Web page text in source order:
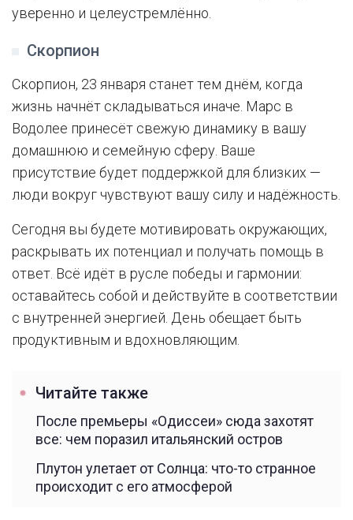
уверенно и целеустремлённо.
Скорпион
Скорпион, 23 января станет тем днём, когда
жизнь начнёт складываться иначе. Марс в
Водолее принесёт свежую динамику в вашу
домашнюю и семейную сферу. Ваше
присутствие будет поддержкой для близких —
люди вокруг чувствуют вашу силу и надёжность.
Сегодня вы будете мотивировать окружающих,
раскрывать их потенциал и получать помощь в
ответ. Всё идёт в русле победы и гармонии:
оставайтесь собой и действуйте в соответствии
с внутренней энергией. День обещает быть
продуктивным и вдохновляющим.
Читайте также
После премьеры «Одиссеи» сюда захотят
все: чем поразил итальянский остров
Плутон улетает от Солнца: что-то странное
происходит с его атмосферой